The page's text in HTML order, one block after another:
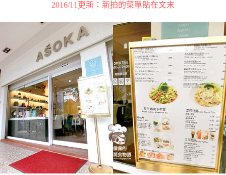
2016/11更新：新拍的菜單貼在文末